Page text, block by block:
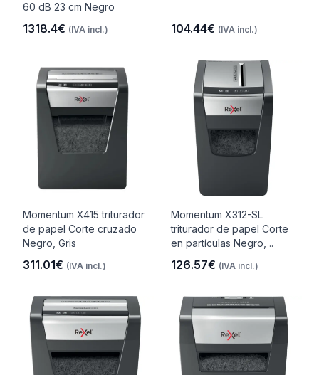
60 dB 23 cm Negro
1318.4€ (IVA incl.) 104.44€ (IVA incl.)
Momentum X415 triturador
de papel Corte cruzado
Negro, Gris
311.01€ (IVA incl.)
Momentum X312-SL
triturador de papel Corte
en partículas Negro, ..
126.57€ (IVA incl.)